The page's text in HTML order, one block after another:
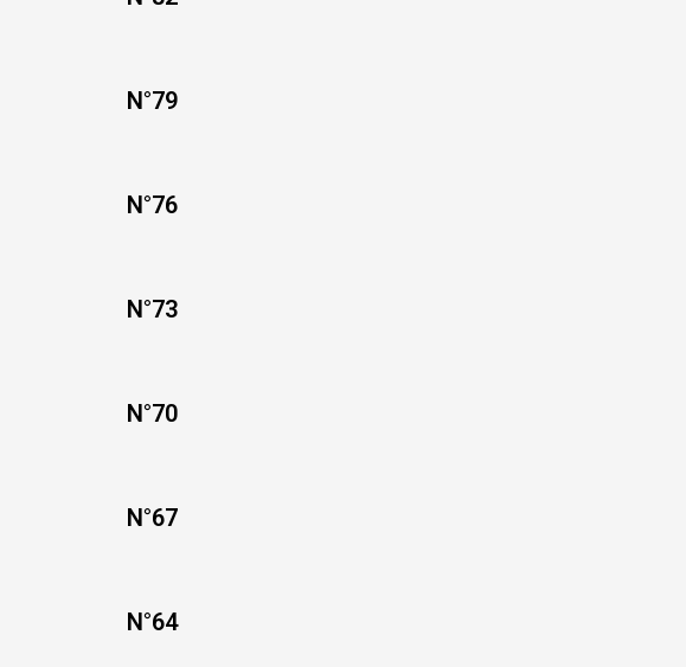
N°79
N°76
N°73
N°70
N°67
N°64